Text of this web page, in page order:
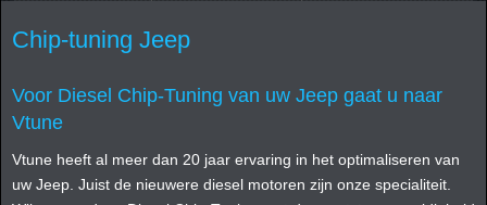
Chip-tuning Jeep
Voor Diesel Chip-Tuning van uw Jeep gaat u naar
Vtune
Vtune heeft al meer dan 20 jaar ervaring in het optimaliseren van
uw Jeep. Juist de nieuwere diesel motoren zijn onze specialiteit.